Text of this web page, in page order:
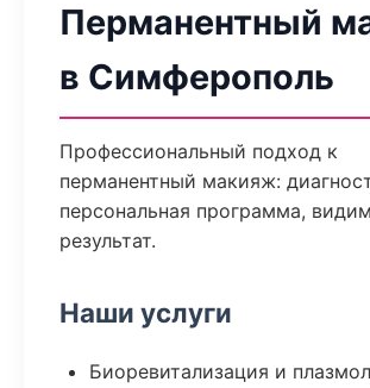
Перманентный
в Симферополь
Профессиональный подход к
перманентный макияж:
персональная программа,
результат.
Наши услуги
Биоревитализация и